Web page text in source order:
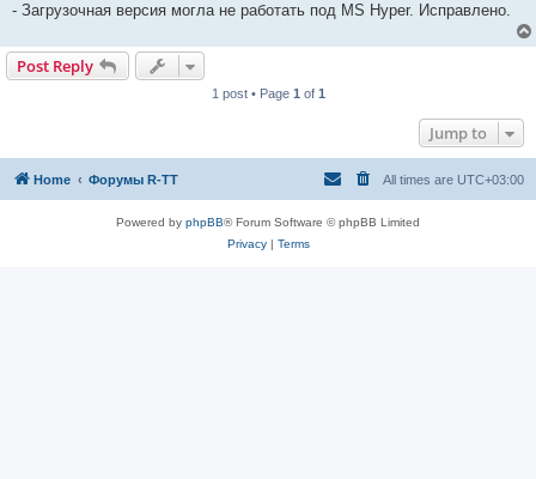
- Загрузочная версия могла не работать под MS Hyper. Исправлено.
Post Reply
1 post • Page 1 of 1
Jump to
Home Форумы R-TT All times are UTC+03:00
Powered by phpBB® Forum Software © phpBB Limited
Privacy| Terms